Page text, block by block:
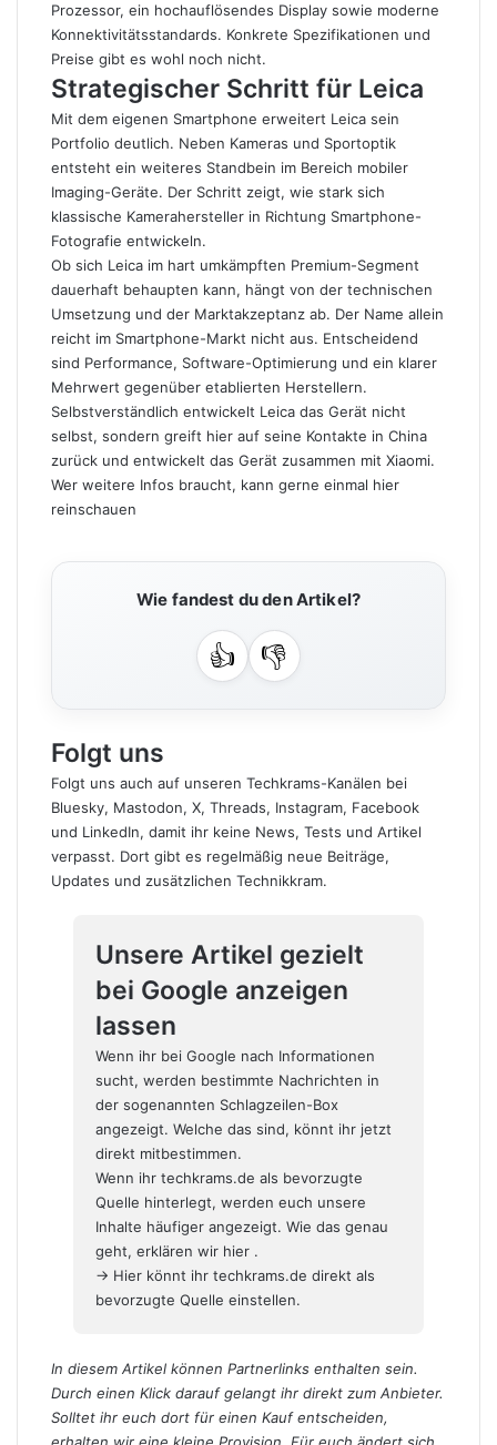
Prozessor, ein hochauflösendes Display sowie moderne
Konnektivitätsstandards. Konkrete Spezifikationen und
Preise gibt es wohl noch nicht.
Strategischer Schritt für Leica
Mit dem eigenen Smartphone erweitert Leica sein
Portfolio deutlich. Neben Kameras und Sportoptik
entsteht ein weiteres Standbein im Bereich mobiler
Imaging-Geräte. Der Schritt zeigt, wie stark sich
klassische Kamerahersteller in Richtung Smartphone-
Fotografie entwickeln.
Ob sich Leica im hart umkämpften Premium-Segment
dauerhaft behaupten kann, hängt von der technischen
Umsetzung und der Marktakzeptanz ab. Der Name allein
reicht im Smartphone-Markt nicht aus. Entscheidend
sind Performance, Software-Optimierung und ein klarer
Mehrwert gegenüber etablierten Herstellern.
Selbstverständlich entwickelt Leica das Gerät nicht
selbst, sondern greift hier auf seine Kontakte in China
zurück und entwickelt das Gerät zusammen mit Xiaomi.
Wer weitere Infos braucht, kann gerne einmal hier
reinschauen
Wie fandest du den Artikel?
👍 👎
Folgt uns
Folgt uns auch auf unseren Techkrams-Kanälen bei
Bluesky, Mastodon, X, Threads, Instagram, Facebook
und LinkedIn, damit ihr keine News, Tests und Artikel
verpasst. Dort gibt es regelmäßig neue Beiträge,
Updates und zusätzlichen Technikkram.
Unsere Artikel gezielt
bei Google anzeigen
lassen
Wenn ihr bei Google nach Informationen
sucht, werden bestimmte Nachrichten in
der sogenannten Schlagzeilen-Box
angezeigt. Welche das sind, könnt ihr jetzt
direkt mitbestimmen.
Wenn ihr techkrams.de als bevorzugte
Quelle hinterlegt, werden euch unsere
Inhalte häufiger angezeigt. Wie das genau
geht, erklären wir hier .
→ Hier könnt ihr techkrams.de direkt als
bevorzugte Quelle einstellen.
In diesem Artikel können Partnerlinks enthalten sein.
Durch einen Klick darauf gelangt ihr direkt zum Anbieter.
Solltet ihr euch dort für einen Kauf entscheiden,